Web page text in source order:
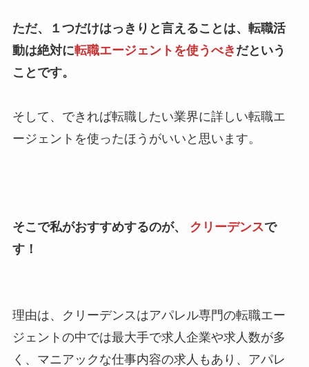
ただ、１つだけはっきりと言えることは、転職活
動は絶対に転職エージェントを使うべき だという
ことです。
そして、できれば転職したい業界に詳しい転職エ
ージェントを使ったほうがいいと思います。
そこで私がおすすめするのが、 クリーデンスで
す！
理由は、クリーデンスはアパレル専門の転職エー
ジェントの中では最大手で求人企業や求人数が多
く、マニアックな仕事内容の求人もあり、アパレ